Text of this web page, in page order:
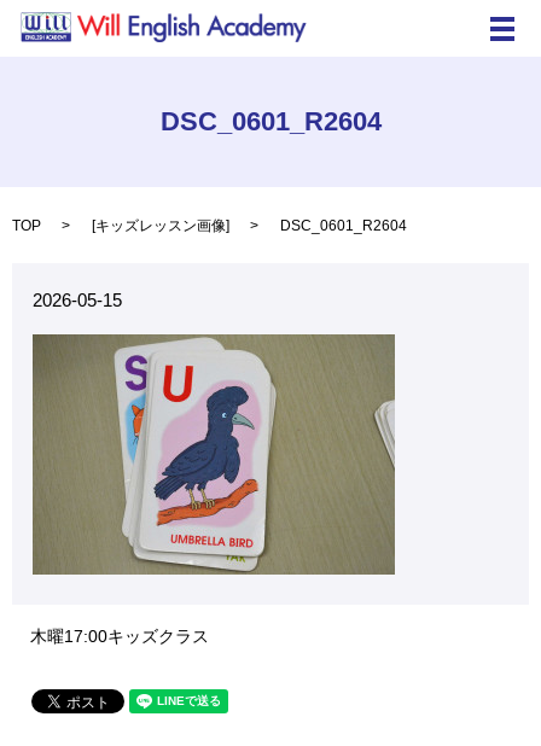
メ
DSC_0601_R2604
TOP [キッズレッスン画像] DSC_0601_R2604
2026-05-15
木曜17:00キッズクラス